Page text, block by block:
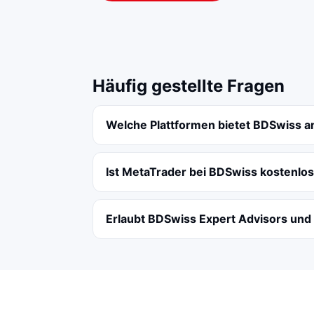
Häufig gestellte Fragen
Welche Plattformen bietet BDSwiss
Ist MetaTrader bei BDSwiss
Erlaubt BDSwiss Expert Advisors und